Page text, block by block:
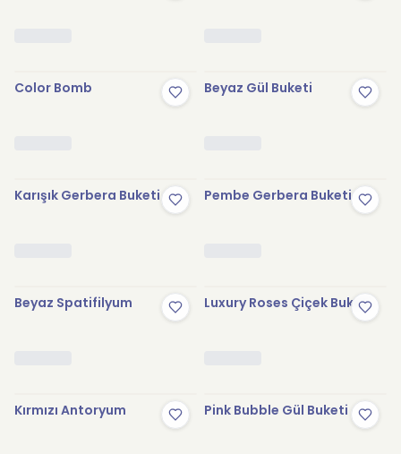
Color Bomb Beyaz Gül Buketi
Karışık Gerbera Buketi Pembe Gerbera Buketi
Beyaz Spatifilyum Luxury Roses Çiçek Buketi
Kırmızı Antoryum Pink Bubble Gül Buketi